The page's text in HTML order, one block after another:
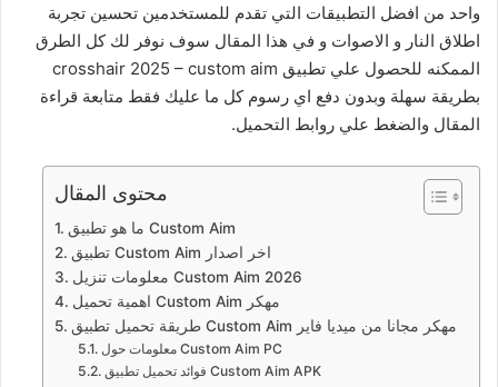
واحد من افضل التطبيقات التي تقدم للمستخدمين تحسين تجربة
اطلاق النار و الاصوات و في هذا المقال سوف نوفر لك كل الطرق
الممكنه للحصول علي تطبيق crosshair 2025 – custom aim
بطريقة سهلة وبدون دفع اي رسوم كل ما عليك فقط متابعة قراءة
المقال والضغط علي روابط التحميل.
محتوى المقال
ما هو تطبيق Custom Aim
تطبيق Custom Aim اخر اصدار
معلومات تنزيل Custom Aim 2026
اهمية تحميل Custom Aim مهكر
طريقة تحميل تطبيق Custom Aim مهكر مجانا من ميديا فاير
معلومات حول Custom Aim PC
فوائد تحميل تطبيق Custom Aim APK